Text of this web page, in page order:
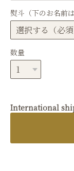
熨斗（下のお名前
数量
International